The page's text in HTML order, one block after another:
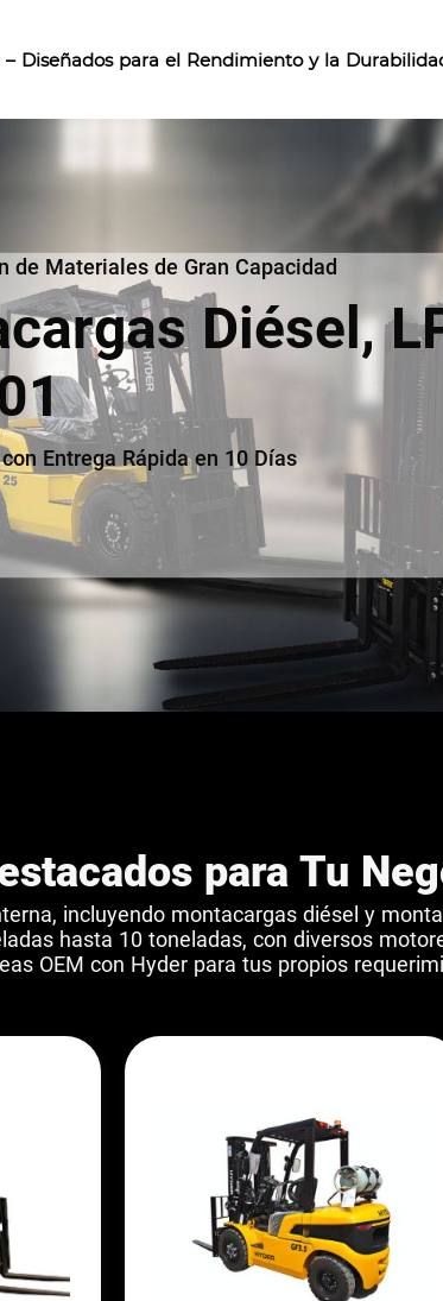
Diseñados para el Rendimiento y la
de Materiales de Gran Capacidad
Diésel,
Entrega Rápida en 10 Días
para Tu
incluyendo montacargas diésel y
hasta 10 toneladas, con diversos
OEM con Hyder para tus propios